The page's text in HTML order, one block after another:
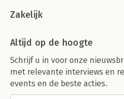
Zakelijk
Altijd op de hoogte
Schrijf u in voor onze
met relevante interviews en
events en de beste acties.